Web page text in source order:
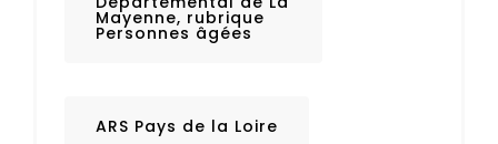
Mayenne, rubrique
Personnes âgées
ARS Pays de la Loire